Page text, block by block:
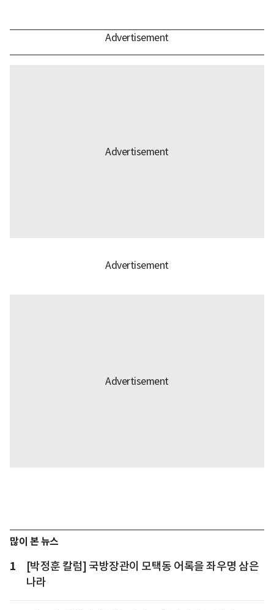
많이 본 뉴스
1
[박정훈 칼럼] 국방장관이 모택동 어록을 좌우명 삼은
나라